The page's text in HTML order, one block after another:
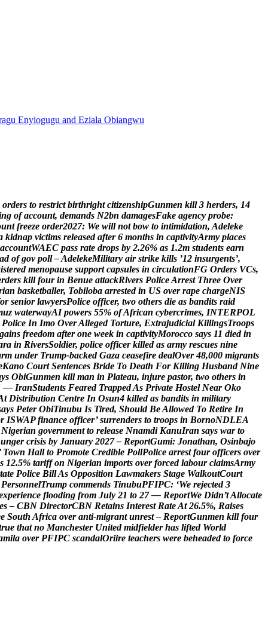
Enyiogugu and Eziala Obiangwu
orders to restrict birthright citizenshipGunmen kill 3 herders, 14
ng of account, demands N2bn damagesFake agency probe:
unt freeze order2027: We will not bow to intimidation, Adeleke
kidnap victims released after 6 months in captivityArmy places
accountWAEC pass rate drops by 2.26% as 1.2m students earn
ad of gov poll –AdelekeMilitary air strike kills ’12 insurgents’,
istered menopause support capsules in circulationFG Orders VCs,
rders kill four in Benue attackRivers PoliceArrest Three Over
ian basketballer, Tobiloba arrested in US over rape chargeNIS
or senior lawyersPolice officer, two others die as bandits raid
uz waterwayAI powers 55% ofAfrican cybercrimes, INTERPOL
Police In Imo OverAlleged Torture, Extrajudicial KillingsTroops
gains freedom after one week in captivityMorocco says 11 died in
ra in RiversSoldier, police officer killed as army rescues nine
rm under Trump-backed Gaza ceasefire dealOver 48,000 migrants
Kano Court Sentences Bride To Death For Killing Husband Nine
ys ObiGunmen kill man in Plateau, injure pastor, two others in
— IranStudents Feared TrappedAs Private Hostel Near Oko
t Distribution Centre In Osun4 killed as bandits in military
ays Peter ObiTinubu Is Tired, Should BeAllowed To Retire In
r ISWAP finance officer’ surrenders to troops in BornoNDLEA
Nigerian government to release Nnamdi KanuIran says war to
unger crisis by January 2027 – ReportGumi: Jonathan, Osinbajo
Town Hall to Promote Credible PollPolice arrest four officers over
s 12.5% tariff on Nigerian imports over forced labour claimsArmy
tate Police BillAs Opposition Lawmakers Stage WalkoutCourt
PersonnelTrump commends TinubuPFIPC: ‘We rejected 3
xperience flooding from July 21 to 27 — ReportWe Didn’tAllocate
es – CBN DirectorCBN Retains Interest RateAt 26.5%, Raises
e South Africa over anti-migrant unrest – ReportGunmen kill four
rue that no Manchester United midfielder has lifted World
mila over PFIPC scandalOriire teachers were beheaded to force